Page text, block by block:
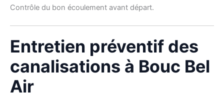
Contrôle du bon écoulement avant départ.
Entretien préventif des
canalisations à Bouc Bel
Air